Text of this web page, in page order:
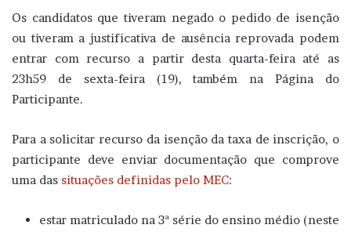
Os candidatos que tiveram negado o pedido de isenção
ou tiveram a justificativa de ausência reprovada podem
entrar com recurso a partir desta quarta-feira até as
23h59 de sexta-feira (19), também na Página do
Participante.
Para a solicitar recurso da isenção da taxa de inscrição, o
participante deve enviar documentação que comprove
uma das situações definidas pelo MEC:
estar matriculado na 3ª série do ensino médio (neste